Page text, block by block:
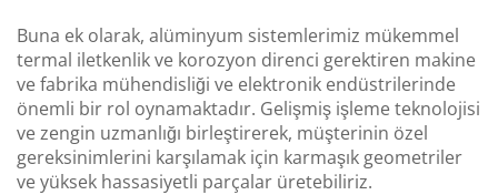
Buna ek olarak, alüminyum sistemlerimiz mükemmel
termal iletkenlik ve korozyon direnci gerektiren makine
ve fabrika mühendisliği ve elektronik endüstrilerinde
önemli bir rol oynamaktadır. Gelişmiş işleme teknolojisi
ve zengin uzmanlığı birleştirerek, müşterinin özel
gereksinimlerini karşılamak için karmaşık geometriler
ve yüksek hassasiyetli parçalar üretebiliriz.